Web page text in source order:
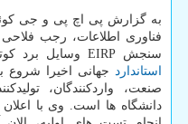
به گزارش پی اچ پی و جی
فناوری اطلاعات، رجب فلاحی
سنجش EIRP وسایل برد کوتاه با تازه ترین تجهیزات مطابق با
استاندارد جهانی اخیرا شروع
صنعت، واردکنندگان،
دانشگاه ها است. وی با